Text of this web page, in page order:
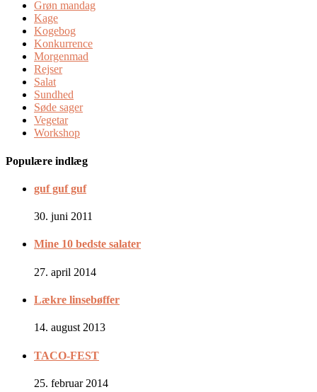
Grøn mandag
Kage
Kogebog
Konkurrence
Morgenmad
Rejser
Salat
Sundhed
Søde sager
Vegetar
Workshop
Populære indlæg
guf guf guf
30. juni 2011
Mine 10 bedste salater
27. april 2014
Lækre linsebøffer
14. august 2013
TACO-FEST
25. februar 2014